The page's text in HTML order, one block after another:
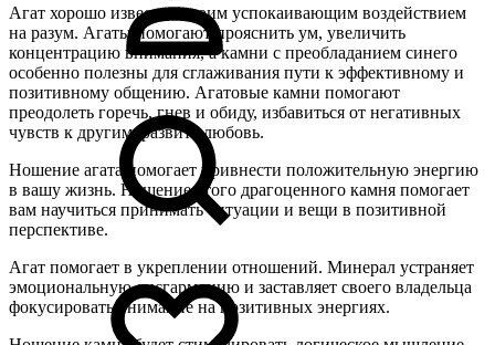
Агат хорошо известен своим успокаивающим воздействием
на разум. Агаты помогают прояснить ум, увеличить
концентрацию внимания, а камни с преобладанием синего
особенно полезны для сглаживания пути к эффективному и
позитивному общению. Агатовые камни помогают
преодолеть горечь, гнев и обиду, избавиться от негативных
чувств к другим, развить любовь.
Ношение агата помогает привнести положительную энергию
в вашу жизнь. Ношение этого драгоценного камня помогает
вам научиться принимать ситуации и вещи в позитивной
перспективе.
Агат помогает в укреплении отношений. Минерал устраняет
эмоциональную дисгармонию и заставляет своего владельца
фокусировать внимание на позитивных энергиях.